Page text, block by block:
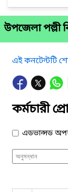
উপজেলা পল্লী
এই কনটেন্টটি
কর্মচারী
এডভান্সড